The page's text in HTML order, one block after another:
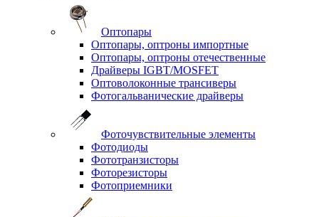
Оптопары
Оптопары, оптроны импортные
Оптопары, оптроны отечественные
Драйверы IGBT/MOSFET
Оптоволоконные трансиверы
Фотогальванические драйверы
Фоточувствительные элементы
Фотодиоды
Фототранзисторы
Фоторезисторы
Фотоприемники